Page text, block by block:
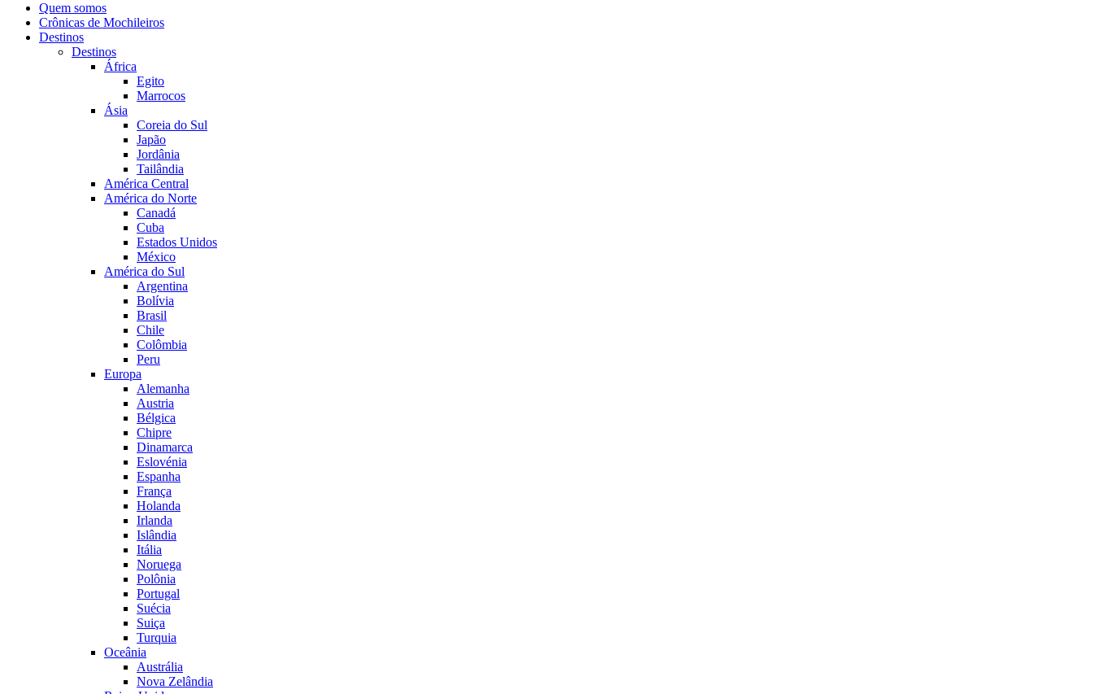
Quem somos
Crônicas de Mochileiros
Destinos
Destinos
África
Egito
Marrocos
Ásia
Coreia do Sul
Japão
Jordânia
Tailândia
América Central
América do Norte
Canadá
Cuba
Estados Unidos
México
América do Sul
Argentina
Bolívia
Brasil
Chile
Colômbia
Peru
Europa
Alemanha
Austria
Bélgica
Chipre
Dinamarca
Eslovénia
Espanha
França
Holanda
Irlanda
Islândia
Itália
Noruega
Polônia
Portugal
Suécia
Suiça
Turquia
Oceânia
Austrália
Nova Zelândia